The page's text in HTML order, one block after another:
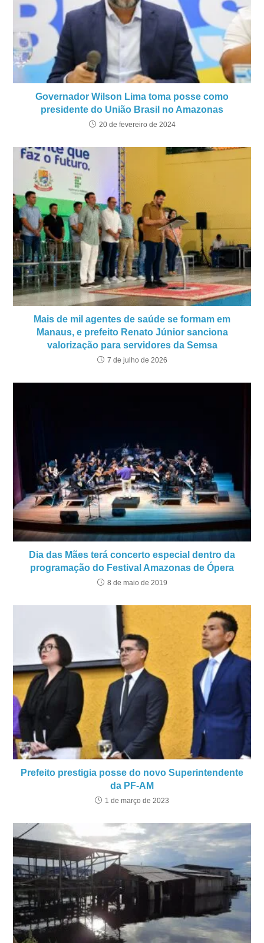
Governador Wilson Lima toma posse como
presidente do União Brasil no Amazonas
20 de fevereiro de 2024
Mais de mil agentes de saúde se formam em
Manaus, e prefeito Renato Júnior sanciona
valorização para servidores da Semsa
7 de julho de 2026
Dia das Mães terá concerto especial dentro da
programação do Festival Amazonas de Ópera
8 de maio de 2019
Prefeito prestigia posse do novo Superintendente
da PF-AM
1 de março de 2023